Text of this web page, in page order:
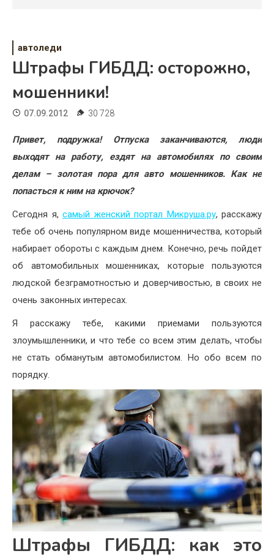
Свадьба
Жизнь
Хобби
Красота
Недвижимость
автоледи
Штрафы ГИБДД: осторожно,
мошенники!
07.09.2012 30 728
Привет, подружка! Отпуска заканчиваются, люди
выходят на работу, ездят на автомобилях по своим
делам – золотая пора для авто мошенников. Как не
попасться к ним на крючок?
Сегодня я, самый женский портал Микруша.ру, расскажу
тебе об очень популярном виде мошенничества, который
набирает обороты с каждым днем. Конечно, речь пойдет
об автомобильных мошенниках, которые пользуются
людской безграмотностью и доверчивостью, в своих не
очень законных интересах.
Я расскажу тебе, какими приемами пользуются
злоумышленники, и что тебе со всем этим делать, чтобы
не стать обманутым автомобилистом. Но обо всем по
порядку.
Штрафы ГИБДД: как это